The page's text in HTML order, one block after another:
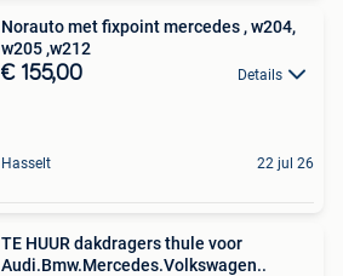
Norauto met fixpoint mercedes , w204,
w205 ,w212
€ 155,00 Details
Hasselt 22 jul 26
TE HUUR dakdragers thule voor
Audi.Bmw.Mercedes.Volkswagen..